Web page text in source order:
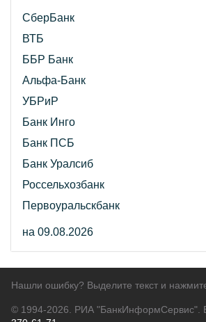
СберБанк
ВТБ
ББР Банк
Альфа-Банк
УБРиР
Банк Инго
Банк ПСБ
Банк Уралсиб
Россельхозбанк
Первоуральскбанк
на 09.08.2026
Нашли ошибку? Выделите текст и
© 1994-2026. РИА "БанкИнформСервис".